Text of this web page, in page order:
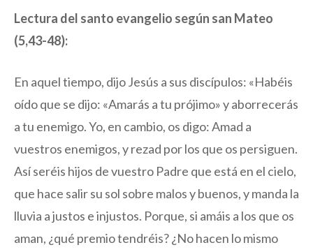
Lectura del santo evangelio según san Mateo
(5,43-48):
En aquel tiempo, dijo Jesús a sus discípulos: «Habéis
oído que se dijo: «Amarás a tu prójimo» y aborrecerás
a tu enemigo. Yo, en cambio, os digo: Amad a
vuestros enemigos, y rezad por los que os persiguen.
Así seréis hijos de vuestro Padre que está en el cielo,
que hace salir su sol sobre malos y buenos, y manda la
lluvia a justos e injustos. Porque, si amáis a los que os
aman, ¿qué premio tendréis? ¿No hacen lo mismo